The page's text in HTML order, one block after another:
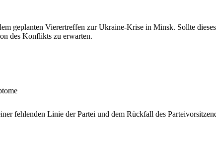
geplanten Vierertreffen zur Ukraine-Krise in Minsk. Sollte
des Konflikts zu erwarten.
fehlenden Linie der Partei und dem Rückfall des